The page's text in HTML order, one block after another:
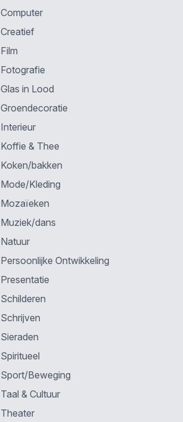
Computer
Creatief
Film
Fotografie
Glas in Lood
Groendecoratie
Interieur
Koffie & Thee
Koken/bakken
Mode/Kleding
Mozaïeken
Muziek/dans
Natuur
Persoonlijke Ontwikkeling
Presentatie
Schilderen
Schrijven
Sieraden
Spiritueel
Sport/Beweging
Taal & Cultuur
Theater